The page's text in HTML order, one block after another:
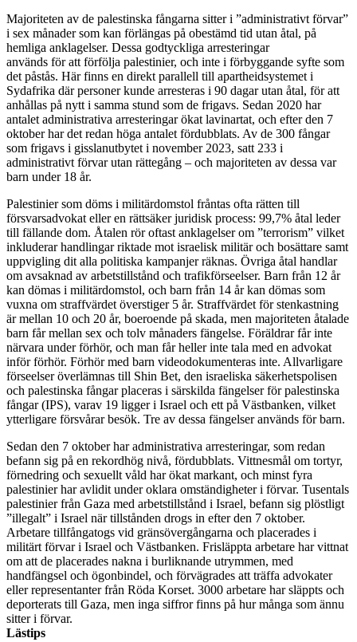
Majoriteten av de palestinska fångarna sitter i ”administrativt förvar”
i sex månader som kan förlängas på obestämd tid utan åtal, på
hemliga anklagelser. Dessa godtyckliga arresteringar
används för att förfölja palestinier, och inte i förbyggande syfte som
det påstås. Här finns en direkt parallell till apartheidsystemet i
Sydafrika där personer kunde arresteras i 90 dagar utan åtal, för att
anhållas på nytt i samma stund som de frigavs. Sedan 2020 har
antalet administrativa arresteringar ökat lavinartat, och efter den 7
oktober har det redan höga antalet fördubblats. Av de 300 fångar
som frigavs i gisslanutbytet i november 2023, satt 233 i
administrativt förvar utan rättegång – och majoriteten av dessa var
barn under 18 år.
Palestinier som döms i militärdomstol fråntas ofta rätten till
försvarsadvokat eller en rättsäker juridisk process: 99,7% åtal leder
till fällande dom. Åtalen rör oftast anklagelser om ”terrorism” vilket
inkluderar handlingar riktade mot israelisk militär och bosättare samt
uppvigling dit alla politiska kampanjer räknas. Övriga åtal handlar
om avsaknad av arbetstillstånd och trafikförseelser. Barn från 12 år
kan dömas i militärdomstol, och barn från 14 år kan dömas som
vuxna om straffvärdet överstiger 5 år. Straffvärdet för stenkastning
är mellan 10 och 20 år, boeroende på skada, men majoriteten åtalade
barn får mellan sex och tolv månaders fängelse. Föräldrar får inte
närvara under förhör, och man får heller inte tala med en advokat
inför förhör. Förhör med barn videodokumenteras inte. Allvarligare
förseelser överlämnas till Shin Bet, den israeliska säkerhetspolisen
och palestinska fångar placeras i särskilda fängelser för palestinska
fångar (IPS), varav 19 ligger i Israel och ett på Västbanken, vilket
ytterligare försvårar besök. Tre av dessa fängelser används för barn.
Sedan den 7 oktober har administrativa arresteringar, som redan
befann sig på en rekordhög nivå, fördubblats. Vittnesmål om tortyr,
förnedring och sexuellt våld har ökat markant, och minst fyra
palestinier har avlidit under oklara omständigheter i förvar. Tusentals
palestinier från Gaza med arbetstillstånd i Israel, befann sig plöstligt
”illegalt” i Israel när tillstånden drogs in efter den 7 oktober.
Arbetare tillfångatogs vid gränsövergångarna och placerades i
militärt förvar i Israel och Västbanken. Frisläppta arbetare har vittnat
om att de placerades nakna i burliknande utrymmen, med
handfängsel och ögonbindel, och förvägrades att träffa advokater
eller representanter från Röda Korset. 3000 arbetare har släppts och
deporterats till Gaza, men inga siffror finns på hur många som ännu
sitter i förvar.
Lästips